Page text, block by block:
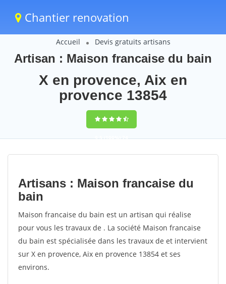
Chantier renovation
Accueil Devis gratuits artisans
Artisan : Maison francaise du bain
X en provence, Aix en
provence 13854
9,5(100%)74
votes
Artisans : Maison francaise du
bain
Maison francaise du bain est un artisan qui réalise
pour vous les travaux de . La société Maison francaise
du bain est spécialisée dans les travaux de et intervient
sur X en provence, Aix en provence 13854 et ses
environs.